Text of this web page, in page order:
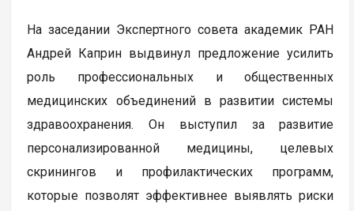
На заседании Экспертного совета академик РАН
Андрей Каприн выдвинул предложение усилить
роль профессиональных и общественных
медицинских объединений в развитии системы
здравоохранения. Он выступил за развитие
персонализированной медицины, целевых
скринингов и профилактических программ,
которые позволят эффективнее выявлять риски